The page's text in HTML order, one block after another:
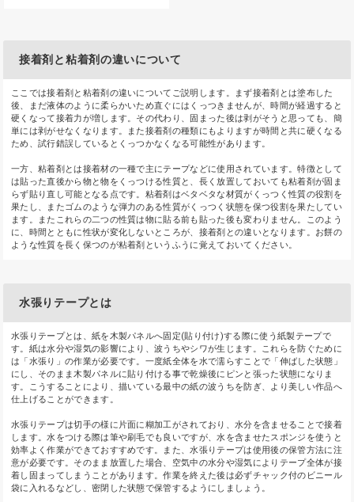
接着剤と粘着剤の違いについて
ここでは接着剤と粘着剤の違いについてご説明します。まず接着剤とは塗布した
後、まだ液体のように柔らかいため直ぐにはくっつきませんが、時間が経過すると
硬くなって接着力が増します。その代わり、固まった後は剥がそうと思っても、簡
単には剥がせなくなります。また接着剤の種類にもよりますが時間と共に硬くなる
ため、試行錯誤しているとくっつかなくなる可能性があります。
一方、粘着剤とは接着材の一種で主にテープなどに使用されています。特徴として
は貼った直後から物と物をくっつける性質と、長く放置しておいても粘着剤が固ま
らず貼り直し可能となる点です。粘着剤はベタベタな材質がくっつく性質の役割を
果たし、またゴムのような弾力のある性質がくっつく状態を保つ役割を果たしてい
ます。またこれらの二つの性質は物に貼る前も貼った後も変わりません。このよう
に、時間とともに性状が変化しないところが、接着剤との違いとなります。お餅の
ような性質を長く保つのが粘着剤というふうに覚えておいてください。
水張りテープとは
水張りテープとは、紙を木製パネルへ固定(貼り付け)する際に使う紙製テープで
す。紙は水分や湿気の影響により、波うちやシワが生じます。これらを防ぐために
は「水張り」の作業が必要です。一度紙全体を水で濡らすことで「伸ばした状態」
にし、そのまま木製パネルに貼り付ける事で乾燥後にピンと張った状態になりま
す。こうすることにより、描いている最中の紙の波うちを防ぎ、より美しい作品へ
仕上げることができます。
水張りテープは切手の様に片面に糊加工がされており、水分を含ませることで接着
します。水をつける際は筆や刷毛でも良いですが、水を含ませたスポンジを使うと
効率よく作業ができておすすめです。また、水張りテープは使用後の保管方法に注
意が必要です。そのまま放置した場合、空気中の水分や湿気によりテープ全体が接
着し固まってしまうことがあります。作業を終えた後は必ずチャック付のビニール
袋に入れるなどし、密閉した状態で保管するようにしましょう。